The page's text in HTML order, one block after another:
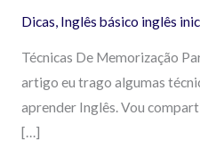
Dicas, Inglês básico inglês
Técnicas De Memorização
artigo eu trago algumas
aprender Inglês. Vou
[…]